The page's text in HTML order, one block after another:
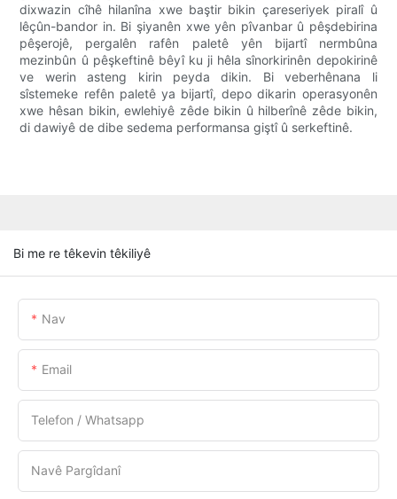
dixwazin cîhê hilanîna xwe baştir bikin çareseriyek piralî û
lêçûn-bandor in. Bi şiyanên xwe yên pîvanbar û pêşdebirina
pêşerojê, pergalên rafên paletê yên bijartî nermbûna
mezinbûn û pêşkeftinê bêyî ku ji hêla sînorkirinên depokirinê
ve werin asteng kirin peyda dikin. Bi veberhênana li
sîstemeke refên paletê ya bijartî, depo dikarin operasyonên
xwe hêsan bikin, ewlehiyê zêde bikin û hilberînê zêde bikin,
di dawiyê de dibe sedema performansa giştî û serkeftinê.
Bi me re têkevin têkiliyê
Nav
Email
Telefon / Whatsapp
Navê Pargîdanî